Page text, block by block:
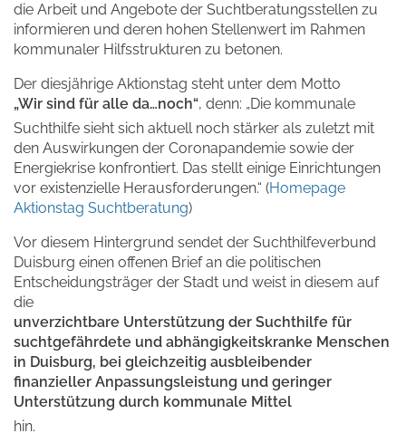
die Arbeit und Angebote der Suchtberatungsstellen zu
informieren und deren hohen Stellenwert im Rahmen
kommunaler Hilfsstrukturen zu betonen.
Der diesjährige Aktionstag steht unter dem Motto
„Wir sind für alle da…noch“, denn: „Die kommunale
Suchthilfe sieht sich aktuell noch stärker als zuletzt mit
den Auswirkungen der Coronapandemie sowie der
Energiekrise konfrontiert. Das stellt einige Einrichtungen
vor existenzielle Herausforderungen.“ (Homepage
Aktionstag Suchtberatung)
Vor diesem Hintergrund sendet der Suchthilfeverbund
Duisburg einen offenen Brief an die politischen
Entscheidungsträger der Stadt und weist in diesem auf
die
unverzichtbare Unterstützung der Suchthilfe für
suchtgefährdete und abhängigkeitskranke Menschen
in Duisburg, bei gleichzeitig ausbleibender
finanzieller Anpassungsleistung und geringer
Unterstützung durch kommunale Mittel
hin.